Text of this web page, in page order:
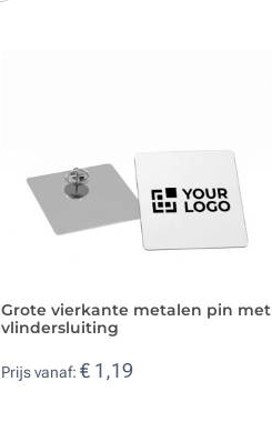
Grote vierkante metalen pin met
vlindersluiting
Prijs vanaf: € 1,19